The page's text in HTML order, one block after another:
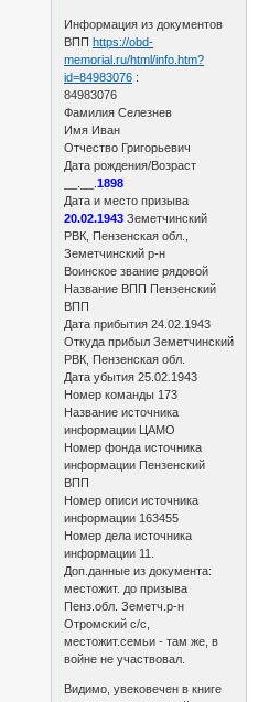
Информация из документов
ВПП https://obd-
memorial.ru/html/info.htm?
id=84983076 :
84983076
Фамилия Селезнев
Имя Иван
Отчество Григорьевич
Дата рождения/Возраст
__.__.1898
Дата и место призыва
20.02.1943 Земетчинский
РВК, Пензенская обл.,
Земетчинский р-н
Воинское звание рядовой
Название ВПП Пензенский
ВПП
Дата прибытия 24.02.1943
Откуда прибыл Земетчинский
РВК, Пензенская обл.
Дата убытия 25.02.1943
Номер команды 173
Название источника
информации ЦАМО
Номер фонда источника
информации Пензенский
ВПП
Номер описи источника
информации 163455
Номер дела источника
информации 11.
Доп.данные из документа:
местожит. до призыва
Пенз.обл. Земетч.р-н
Отромский с/с,
местожит.семьи - там же, в
войне не участвовал.
Видимо, увековечен в книге